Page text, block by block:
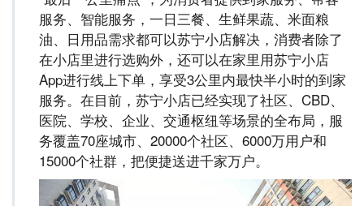
服务、智能服务，一日三餐、生鲜果蔬、米面粮
油、日用品需求都可以苏宁小店解决，消费者除了
在小店里进行选购外，还可以在家里用苏宁小店
App进行线上下单，享受3公里内最快半小时的到家
服务。在目前，苏宁小店已经实现了社区、CBD、
医院、学校、企业、交通枢纽等场景的全布局，服
务覆盖70座城市、20000个社区、6000万用户和
15000个社群，把便捷送进千家万户。